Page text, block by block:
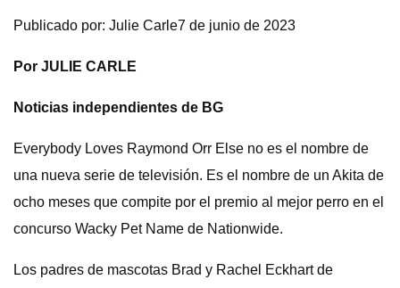
Publicado por: Julie Carle7 de junio de 2023
Por JULIE CARLE
Noticias independientes de BG
Everybody Loves Raymond Orr Else no es el nombre de
una nueva serie de televisión. Es el nombre de un Akita de
ocho meses que compite por el premio al mejor perro en el
concurso Wacky Pet Name de Nationwide.
Los padres de mascotas Brad y Rachel Eckhart de